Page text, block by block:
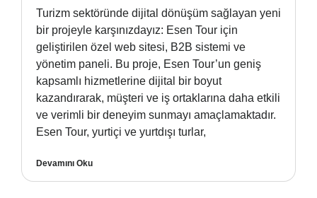
Turizm sektöründe dijital dönüşüm sağlayan yeni
bir projeyle karşınızdayız: Esen Tour için
geliştirilen özel web sitesi, B2B sistemi ve
yönetim paneli. Bu proje, Esen Tour’un geniş
kapsamlı hizmetlerine dijital bir boyut
kazandırarak, müşteri ve iş ortaklarına daha etkili
ve verimli bir deneyim sunmayı amaçlamaktadır.
Esen Tour, yurtiçi ve yurtdışı turlar,
Devamını Oku